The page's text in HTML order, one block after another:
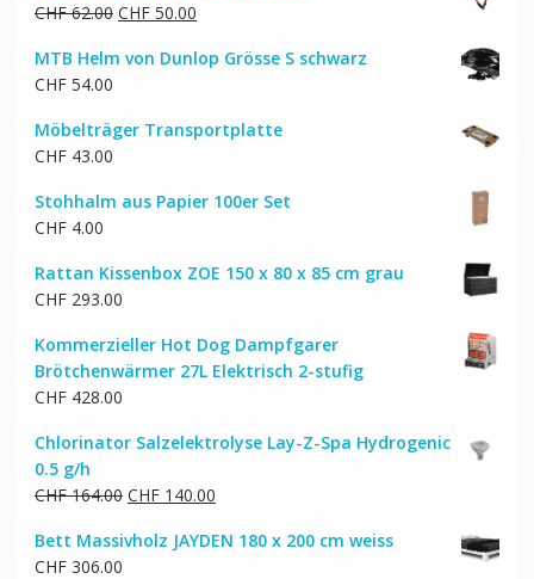
CHF 26.00CHF 21.00.
CHF62.00 Ursprünglicher
war:
CHF50.00Aktueller
ist:
MTB Helm von Dunlop Grösse S schwarz
CHF54.00
Möbelträger Transportplatte
CHF43.00
Stohhalm aus Papier 100er Set
CHF4.00
Rattan Kissenbox ZOE 150 x 80 x 85 cm grau
CHF293.00
Kommerzieller Hot Dog Dampfgarer
Brötchenwärmer 27L Elektrisch 2-stufig
CHF428.00
Chlorinator Salzelektrolyse Lay-Z-Spa Hydrogenic
0.5 g/h
CHF164.00 Ursprünglicher
war:
CHF140.00Aktueller
ist:
Bett Massivholz JAYDEN 180 x 200 cm weiss
CHF306.00